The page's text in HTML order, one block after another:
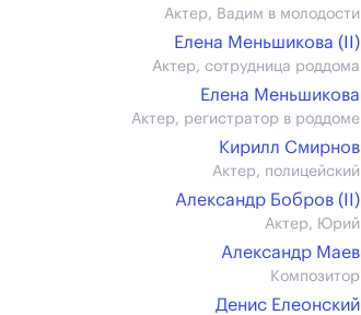
Актер, Вадим в молодости
Елена Меньшикова (II)
Актер, сотрудница роддома
Елена Меньшикова
Актер, регистратор в роддоме
Кирилл Смирнов
Актер, полицейский
Александр Бобров (II)
Актер, Юрий
Александр Маев
Композитор
Денис Елеонский